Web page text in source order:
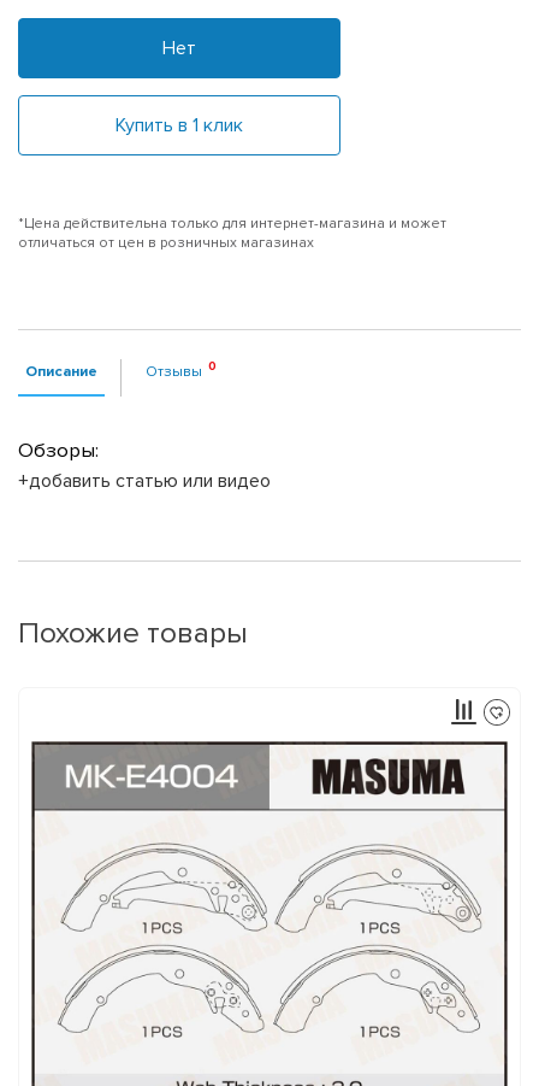
Нет
Купить в 1 клик
*Цена действительна только для интернет-магазина и может
отличаться от цен в розничных магазинах
Описание Отзывы
Обзоры:
+добавить статью или видео
Похожие товары